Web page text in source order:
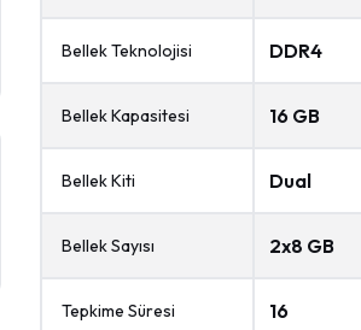
Bellek Teknolojisi DDR4
Bellek Kapasitesi 16 GB
Bellek Kiti Dual
Bellek Sayısı 2x8 GB
Tepkime Süresi 16